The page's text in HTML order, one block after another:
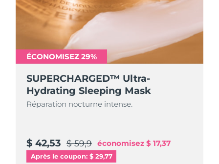
ÉCONOMISEZ 29%
SUPERCHARGED™ Ultra-
Hydrating Sleeping Mask
Réparation nocturne intense.
$ 42,53 $ 59,9 économisez $ 17,37
Après le coupon: $ 29,77